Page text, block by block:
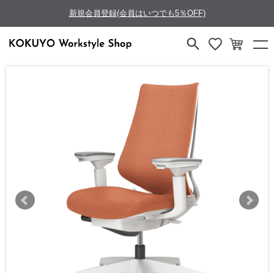
新規会員登録(会員はいつでも5％OFF)